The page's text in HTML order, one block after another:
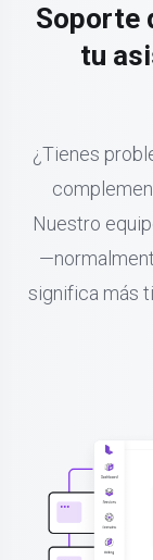
Soporte
tu
¿Tienes
Nuestro
significa más